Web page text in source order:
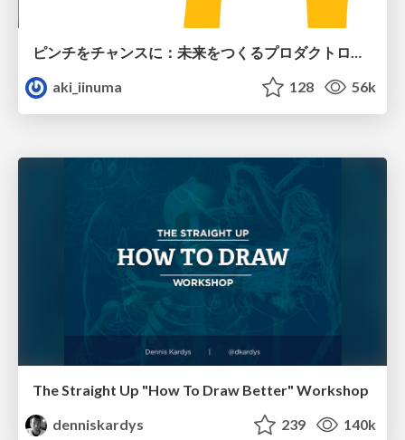
ピンチをチャンスに：未来をつくるプロダクトロードマップ #pmconf2020
aki_iinuma
128 56k
The Straight Up "How To Draw Better" Workshop
denniskardys
239 140k